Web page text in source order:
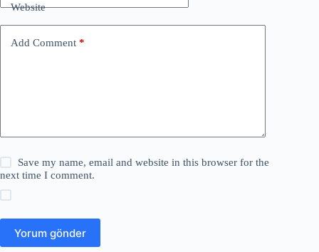
Website
Add Comment *
Save my name, email and website in this browser for the
next time I comment.
Yorum gönder